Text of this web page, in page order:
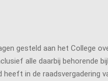
gesteld aan het College
alle daarbij
in de